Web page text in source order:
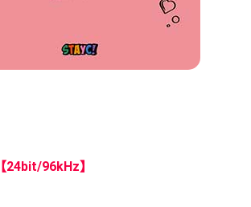
【24bit/96kHz】